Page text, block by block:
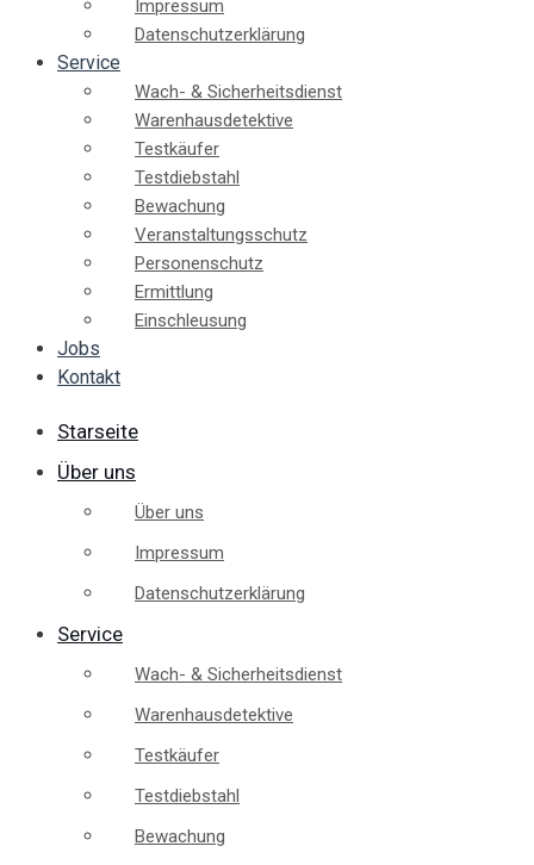
Impressum
Datenschutzerklärung
Service
Wach- & Sicherheitsdienst
Warenhausdetektive
Testkäufer
Testdiebstahl
Bewachung
Veranstaltungsschutz
Personenschutz
Ermittlung
Einschleusung
Jobs
Kontakt
Starseite
Über uns
Über uns
Impressum
Datenschutzerklärung
Service
Wach- & Sicherheitsdienst
Warenhausdetektive
Testkäufer
Testdiebstahl
Bewachung